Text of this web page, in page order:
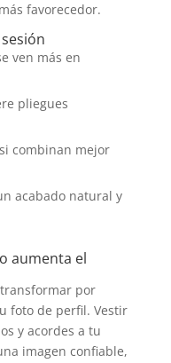
favorecedor.
ven más en
pliegues
combinan mejor
acabado natural y
aumenta el
por
foto de perfil. Vestir
y acordes a tu
imagen confiable,